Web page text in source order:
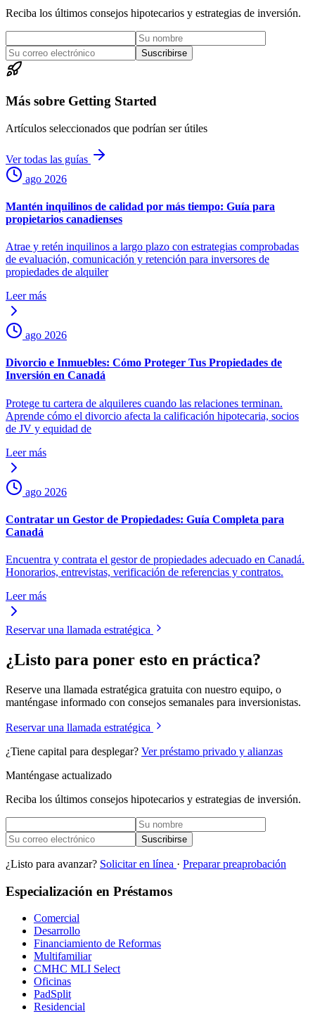
Reciba los últimos consejos hipotecarios y estrategias de inversión.
Suscribirse
Más sobre Getting Started
Artículos seleccionados que podrían ser útiles
Ver todas las guías
ago 2026
Mantén inquilinos de calidad por más tiempo: Guía para
propietarios canadienses
Atrae y retén inquilinos a largo plazo con estrategias comprobadas
de evaluación, comunicación y retención para inversores de
propiedades de alquiler
Leer más
ago 2026
Divorcio e Inmuebles: Cómo Proteger Tus Propiedades de
Inversión en Canadá
Protege tu cartera de alquileres cuando las relaciones terminan.
Aprende cómo el divorcio afecta la calificación hipotecaria, socios
de JV y equidad de
Leer más
ago 2026
Contratar un Gestor de Propiedades: Guía Completa para
Canadá
Encuentra y contrata el gestor de propiedades adecuado en Canadá.
Honorarios, entrevistas, verificación de referencias y contratos.
Leer más
Reservar una llamada estratégica
¿Listo para poner esto en práctica?
Reserve una llamada estratégica gratuita con nuestro equipo, o
manténgase informado con consejos semanales para inversionistas.
Reservar una llamada estratégica
¿Tiene capital para desplegar? Ver préstamo privado y alianzas
Manténgase actualizado
Reciba los últimos consejos hipotecarios y estrategias de inversión.
Suscribirse
¿Listo para avanzar? Solicitar en línea · Preparar preaprobación
Especialización en Préstamos
Comercial
Desarrollo
Financiamiento de Reformas
Multifamiliar
CMHC MLI Select
Oficinas
PadSplit
Residencial